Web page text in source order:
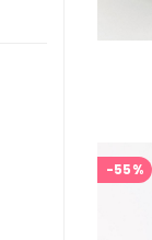
-55%